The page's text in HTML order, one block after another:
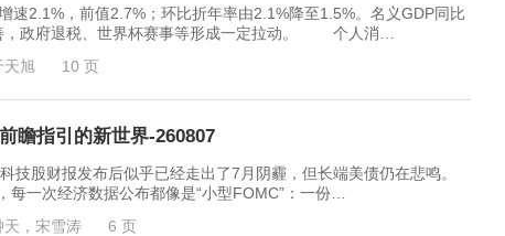
2.1%，前值2.7%；环比折年率由2.1%降至1.5%。名义GDP同比
，政府退税、世界杯赛事等形成一定拉动。 个人消…
天旭 10 页
瞻指引的新世界-260807
财报发布后似乎已经走出了7月阴霾，但长端美债仍在悲鸣。
一次经济数据公布都像是“小型FOMC”：一份…
天，宋雪涛 6 页